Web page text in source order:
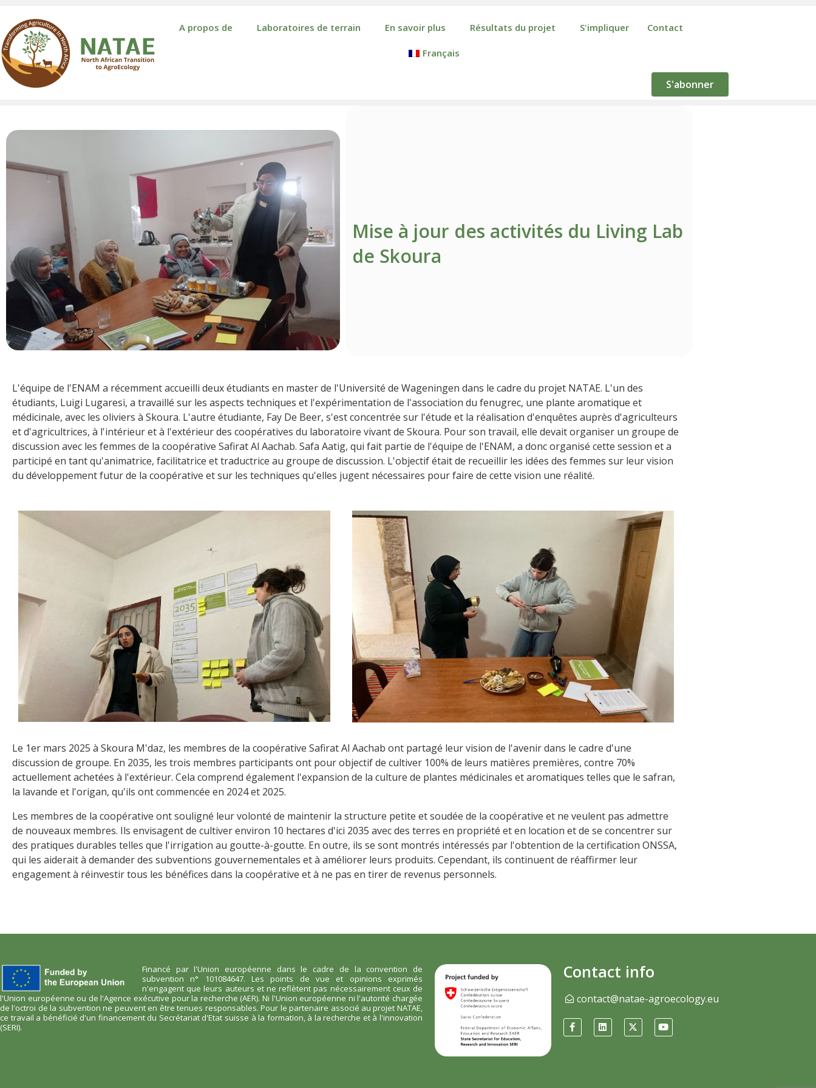
A propos de Laboratoires de terrain En savoir plus Résultats du projet S'impliquer Contact
Français
S'abonner
Mise à jour des activités du Living Lab
de Skoura
L'équipe de l'ENAM a récemment accueilli deux étudiants en master de l'Université de Wageningen dans le cadre du projet NATAE. L'un des
étudiants, Luigi Lugaresi, a travaillé sur les aspects techniques et l'expérimentation de l'association du fenugrec, une plante aromatique et
médicinale, avec les oliviers à Skoura. L'autre étudiante, Fay De Beer, s'est concentrée sur l'étude et la réalisation d'enquêtes auprès d'agriculteurs
et d'agricultrices, à l'intérieur et à l'extérieur des coopératives du laboratoire vivant de Skoura. Pour son travail, elle devait organiser un groupe de
discussion avec les femmes de la coopérative Safirat Al Aachab. Safa Aatig, qui fait partie de l'équipe de l'ENAM, a donc organisé cette session et a
participé en tant qu'animatrice, facilitatrice et traductrice au groupe de discussion. L'objectif était de recueillir les idées des femmes sur leur vision
du développement futur de la coopérative et sur les techniques qu'elles jugent nécessaires pour faire de cette vision une réalité.
Le 1er mars 2025 à Skoura M'daz, les membres de la coopérative Safirat Al Aachab ont partagé leur vision de l'avenir dans le cadre d'une
discussion de groupe. En 2035, les trois membres participants ont pour objectif de cultiver 100% de leurs matières premières, contre 70%
actuellement achetées à l'extérieur. Cela comprend également l'expansion de la culture de plantes médicinales et aromatiques telles que le safran,
la lavande et l'origan, qu'ils ont commencée en 2024 et 2025.
Les membres de la coopérative ont souligné leur volonté de maintenir la structure petite et soudée de la coopérative et ne veulent pas admettre
de nouveaux membres. Ils envisagent de cultiver environ 10 hectares d'ici 2035 avec des terres en propriété et en location et de se concentrer sur
des pratiques durables telles que l'irrigation au goutte-à-goutte. En outre, ils se sont montrés intéressés par l'obtention de la certification ONSSA,
qui les aiderait à demander des subventions gouvernementales et à améliorer leurs produits. Cependant, ils continuent de réaffirmer leur
engagement à réinvestir tous les bénéfices dans la coopérative et à ne pas en tirer de revenus personnels.
Financé par l'Union européenne dans le cadre de la convention de
subvention n° 101084647. Les points de vue et opinions exprimés
n'engagent que leurs auteurs et ne reflètent pas nécessairement ceux de
l'Union européenne ou de l'Agence exécutive pour la recherche (AER). Ni l'Union européenne ni l'autorité chargée
de l'octroi de la subvention ne peuvent en être tenues responsables. Pour le partenaire associé au projet NATAE,
ce travail a bénéficié d'un financement du Secrétariat d'Etat suisse à la formation, à la recherche et à l'innovation
(SERI).
Contact info
contact@natae-agroecology.eu